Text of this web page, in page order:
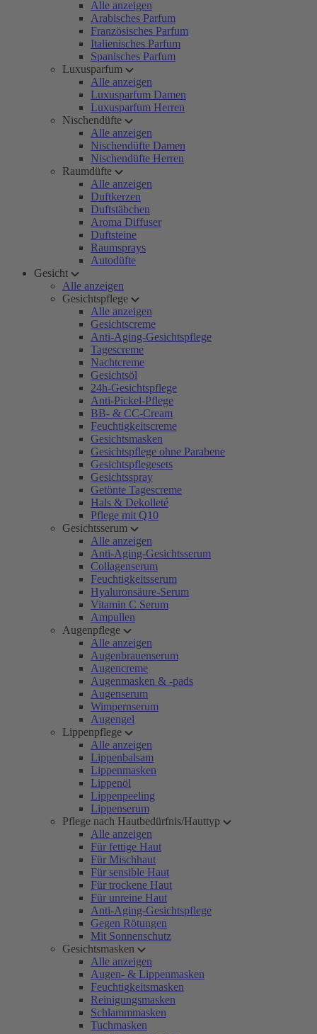
Alle anzeigen
Arabisches Parfum
Französisches Parfum
Italienisches Parfum
Spanisches Parfum
Luxusparfum
Alle anzeigen
Luxusparfum Damen
Luxusparfum Herren
Nischendüfte
Alle anzeigen
Nischendüfte Damen
Nischendüfte Herren
Raumdüfte
Alle anzeigen
Duftkerzen
Duftstäbchen
Aroma Diffuser
Duftsteine
Raumsprays
Autodüfte
Gesicht
Alle anzeigen
Gesichtspflege
Alle anzeigen
Gesichtscreme
Anti-Aging-Gesichtspflege
Tagescreme
Nachtcreme
Gesichtsöl
24h-Gesichtspflege
Anti-Pickel-Pflege
BB- & CC-Cream
Feuchtigkeitscreme
Gesichtsmasken
Gesichtspflege ohne Parabene
Gesichtspflegesets
Gesichtsspray
Getönte Tagescreme
Hals & Dekolleté
Pflege mit Q10
Gesichtsserum
Alle anzeigen
Anti-Aging-Gesichtsserum
Collagenserum
Feuchtigkeitsserum
Hyaluronsäure-Serum
Vitamin C Serum
Ampullen
Augenpflege
Alle anzeigen
Augenbrauenserum
Augencreme
Augenmasken & -pads
Augenserum
Wimpernserum
Augengel
Lippenpflege
Alle anzeigen
Lippenbalsam
Lippenmasken
Lippenöl
Lippenpeeling
Lippenserum
Pflege nach Hautbedürfnis/Hauttyp
Alle anzeigen
Für fettige Haut
Für Mischhaut
Für sensible Haut
Für trockene Haut
Für unreine Haut
Anti-Aging-Gesichtspflege
Gegen Rötungen
Mit Sonnenschutz
Gesichtsmasken
Alle anzeigen
Augen- & Lippenmasken
Feuchtigkeitsmasken
Reinigungsmasken
Schlammmasken
Tuchmasken